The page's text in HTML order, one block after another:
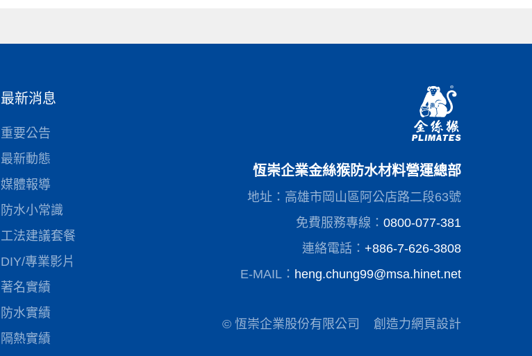
最新消息
重要公告
最新動態
媒體報導
防水小常識
工法建議套餐
DIY/專業影片
著名實績
防水實績
隔熱實績
恆崇企業金絲猴防水材料營運總部
地址：高雄市岡山區阿公店路二段63號
免費服務專線： 0800-077-381
連絡電話： +886-7-626-3808
E-MAIL： heng.chung99@msa.hinet.net
© 恆崇企業股份有限公司 創造力網頁設計